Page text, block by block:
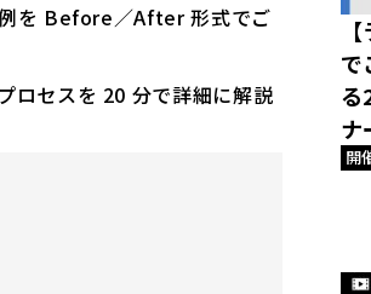
を Before／After 形式でご
ロセスを 20 分で詳細に解説
で
る
ナ
開